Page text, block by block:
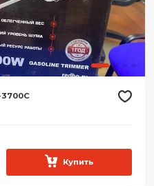
Купить